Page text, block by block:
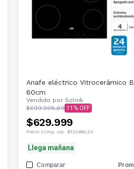
Anafe eléctrico Vitrocerámico
60cm
Vendido por Solnik
$699.998,89 11
$629.999
Precio s/imp. nac. $520.660,33
Llega mañana
Comparar